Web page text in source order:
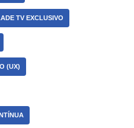
TV EXCLUSIVO
(UX)